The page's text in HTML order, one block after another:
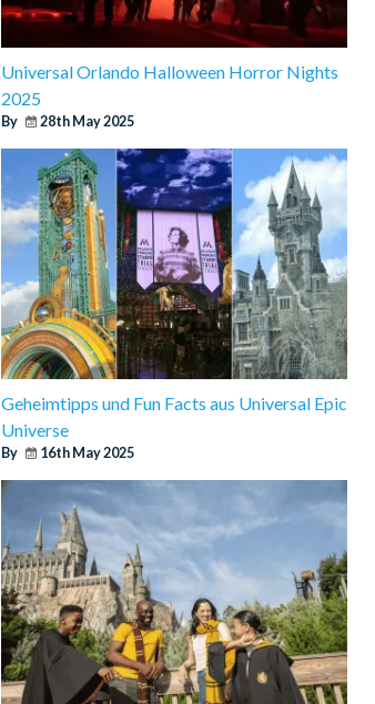
Universal Orlando Halloween Horror Nights
2025
By 28th May 2025
Geheimtipps und Fun Facts aus Universal Epic
Universe
By 16th May 2025